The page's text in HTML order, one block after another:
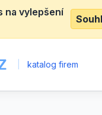
na vylepšení
katalog firem